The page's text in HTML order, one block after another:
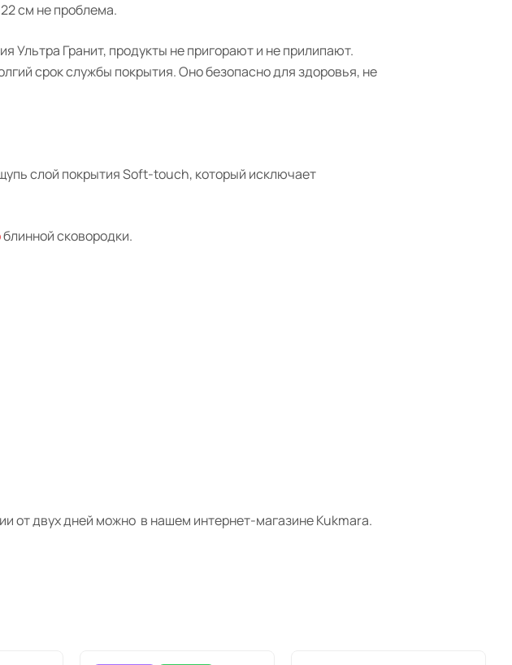
см не проблема.
Ультра Гранит, продукты не пригорают и не прилипают.
срок службы покрытия. Онобезопасно для здоровья, не
слой покрытия Soft-touch, который исключает
блинной сковородки.
от двух дней можно в нашем интернет-магазинеKukmara.